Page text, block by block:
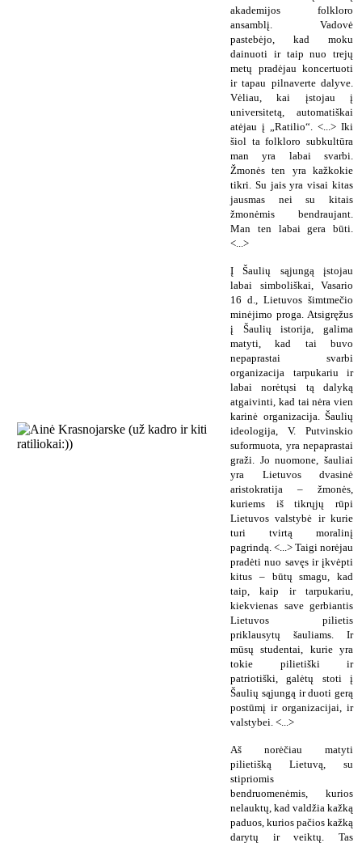
akademijos folkloro
ansamblį. Vadovė
pastebėjo, kad moku
dainuoti ir taip nuo trejų
metų pradėjau koncertuoti
ir tapau pilnaverte dalyve.
Vėliau, kai įstojau į
universitetą, automatiškai
atėjau į „Ratilio“. <...> Iki
šiol ta folkloro subkultūra
man yra labai svarbi.
Žmonės ten yra kažkokie
tikri. Su jais yra visai kitas
jausmas nei su kitais
žmonėmis bendraujant.
Man ten labai gera būti.
<...>
Į Šaulių sąjungą įstojau
labai simboliškai, Vasario
16 d., Lietuvos šimtmečio
minėjimo proga. Atsigręžus
į Šaulių istorija, galima
matyti, kad tai buvo
nepaprastai svarbi
organizacija tarpukariu ir
labai norėtųsi tą dalyką
atgaivinti, kad tai nėra vien
karinė organizacija. Šaulių
ideologija, V. Putvinskio
suformuota, yra nepaprastai
graži. Jo nuomone, šauliai
yra Lietuvos dvasinė
aristokratija – žmonės,
kuriems iš tikrųjų rūpi
Lietuvos valstybė ir kurie
turi tvirtą moralinį
pagrindą. <...> Taigi norėjau
pradėti nuo savęs ir įkvėpti
kitus – būtų smagu, kad
taip, kaip ir tarpukariu,
kiekvienas save gerbiantis
Lietuvos pilietis
priklausytų šauliams. Ir
mūsų studentai, kurie yra
tokie pilietiški ir
patriotiški, galėtų stoti į
Šaulių sąjungą ir duoti gerą
postūmį ir organizacijai, ir
valstybei. <...>
Aš norėčiau matyti
pilietišką Lietuvą, su
stipriomis
bendruomenėmis, kurios
nelauktų, kad valdžia kažką
paduos, kurios pačios kažką
darytų ir veiktų. Tas